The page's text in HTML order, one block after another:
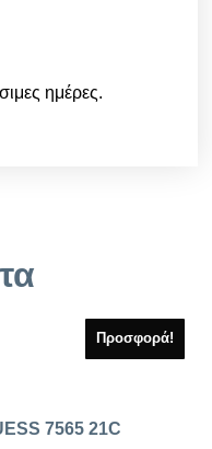
ημέρες.
Προσφορά!
7565 21C